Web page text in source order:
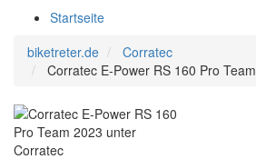
Startseite
biketreter.de
Corratec
Corratec E-Power RS 160 Pro